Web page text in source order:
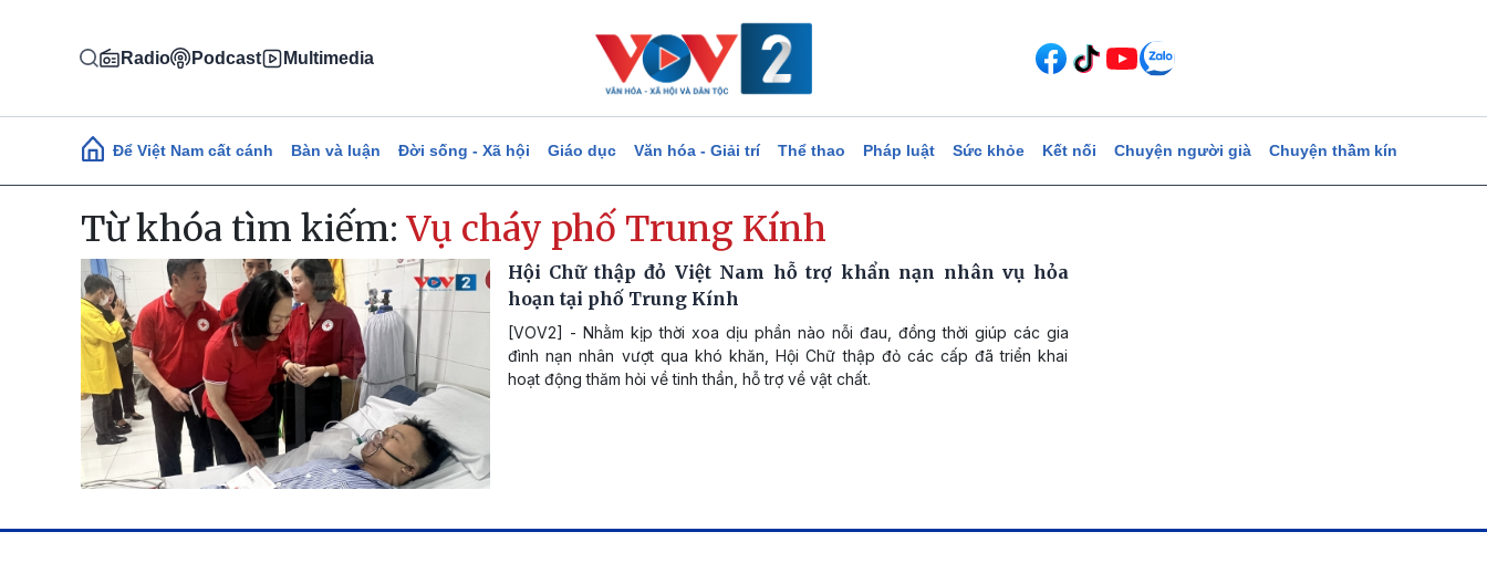
Radio Podcast Multimedia
Main navigation
Để Việt Nam cất cánh Bàn và luận Đời sống - Xã hội Giáo dục Văn hóa - Giải trí Thể thao Pháp luật Sức khỏe Kết nối Chuyện người già Chuyện thầm kín
Từ khóa tìm kiếm:Vụ cháy phố Trung Kính
Hội Chữ thập đỏ Việt Nam hỗ trợ khẩn nạn nhân vụ hỏa
hoạn tại phố Trung Kính
[VOV2] - Nhằm kịp thời xoa dịu phần nào nỗi đau, đồng thời giúp các gia
đình nạn nhân vượt qua khó khăn, Hội Chữ thập đỏ các cấp đã triển khai
hoạt động thăm hỏi về tinh thần, hỗ trợ về vật chất.